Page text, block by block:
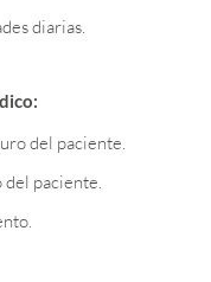
diarias.
del paciente.
paciente.